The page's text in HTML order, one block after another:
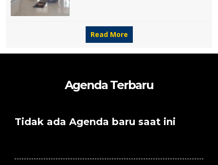
Read More
Agenda Terbaru
Tidak ada Agenda baru saat ini